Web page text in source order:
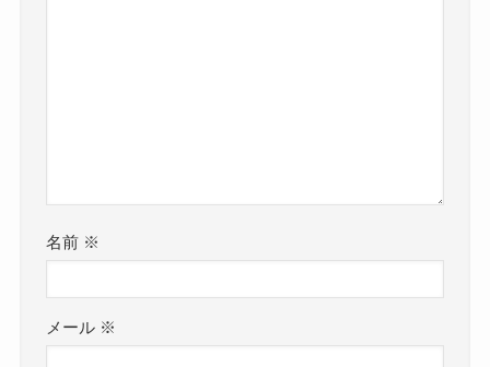
名前 ※
メール ※